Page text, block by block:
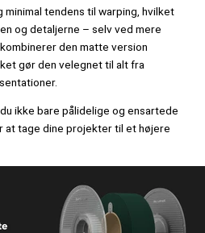
minimal tendens til warping, hvilket
og detaljerne – selv ved mere
den matte version
gør den velegnet til alt fra
ikke bare pålidelige og ensartede
at tage dine projekter til et højere